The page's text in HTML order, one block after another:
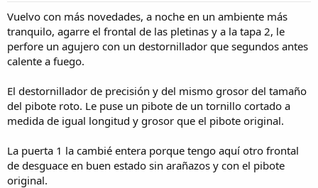
Vuelvo con más novedades, a noche en un ambiente más
tranquilo, agarre el frontal de las pletinas y a la tapa 2, le
perfore un agujero con un destornillador que segundos antes
calente a fuego.
El destornillador de precisión y del mismo grosor del tamaño
del pibote roto. Le puse un pibote de un tornillo cortado a
medida de igual longitud y grosor que el pibote original.
La puerta 1 la cambié entera porque tengo aquí otro frontal
de desguace en buen estado sin arañazos y con el pibote
original.